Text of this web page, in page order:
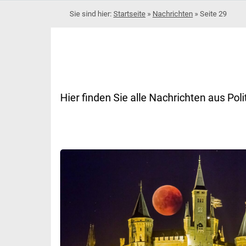
Startseite » Nachrichten » Seite 29
Hier finden Sie alle Nachrichten aus